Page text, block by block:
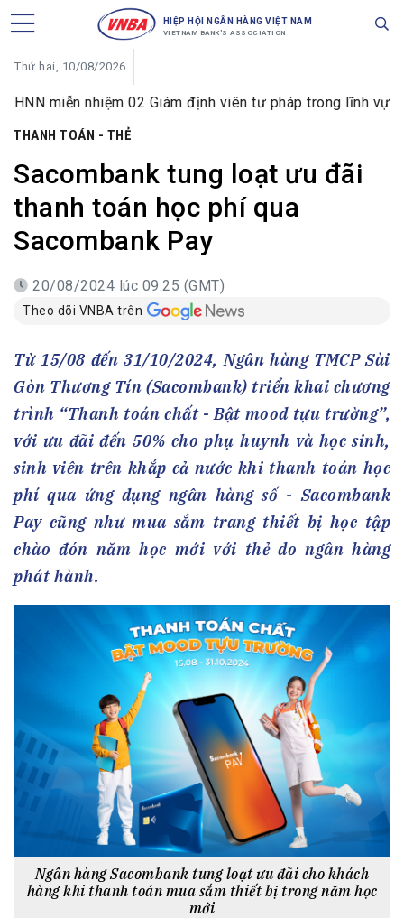
HIỆP HỘI NGÂN HÀNG VIỆT NAM
VIETNAM BANK'S ASSOCIATION
Thứ hai, 10/08/2026
nhiệm 02 Giám định viên tư pháp trong lĩnh vực tiền tệ và
THANH TOÁN - THẺ
Sacombank tung loạt ưu đãi
thanh toán học phí qua
Sacombank Pay
20/08/2024 lúc 09:25 (GMT)
Theo dõi VNBA trên
Từ 15/08 đến 31/10/2024, Ngân hàng TMCP Sài
Gòn Thương Tín (Sacombank) triển khai chương
trình “Thanh toán chất - Bật mood tựu trường”,
với ưu đãi đến 50% cho phụ huynh và học sinh,
sinh viên trên khắp cả nước khi thanh toán học
phí qua ứng dụng ngân hàng số - Sacombank
Pay cũng như mua sắm trang thiết bị học tập
chào đón năm học mới với thẻ do ngân hàng
phát hành.
Ngân hàng Sacombank tung loạt ưu đãi cho khách
hàng khi thanh toán mua sắm thiết bị trong năm học
mới